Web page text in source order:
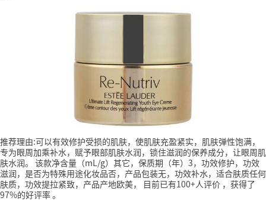
推荐理由:可以有效修护受损的肌肤，使肌肤充盈紧实，肌肤弹性饱满，
专为眼周加乘补水，赋予眼部肌肤水润，锁住滋润的保养成分，让眼周肌
肤水润。 该款净含量（mL/g）其它，保质期（年）3，功效修护，功效
滋润，是否为特殊用途化妆品否，产品包装无，功效补水，适合肤质任何
肤质，功效提拉紧致，产品产地欧美，
目前已有100+人评价 ，获得了
97%的好评率。